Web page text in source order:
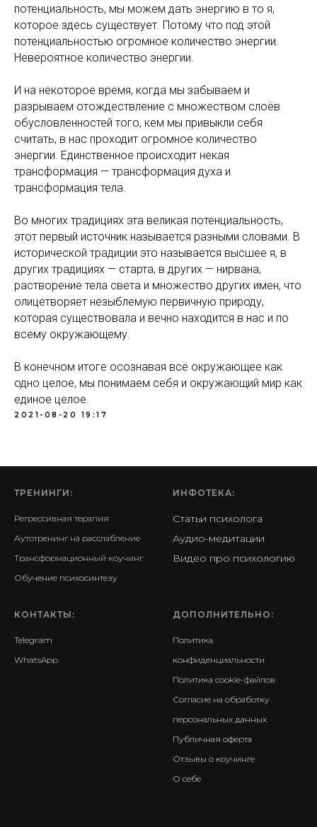
потенциальность, мы можем дать энергию в то я,
которое здесь существует. Потому что под этой
потенциальностью огромное количество энергии.
Невероятное количество энергии.
И на некоторое время, когда мы забываем и
разрываем отождествление с множеством слоёв
обусловленностей того, кем мы привыкли себя
считать, в нас проходит огромное количество
энергии. Единственное происходит некая
трансформация — трансформация духа и
трансформация тела.
Во многих традициях эта великая потенциальность,
этот первый источник называется разными словами. В
исторической традиции это называется высшее я, в
других традициях — старта, в других — нирвана,
растворение тела света и множество других имен, что
олицетворяет незыблемую первичную природу,
которая существовала и вечно находится в нас и по
всему окружающему.
В конечном итоге осознавая всё окружающее как
одно целое, мы понимаем себя и окружающий мир как
единое целое.
2021-08-20 19:17
ТРЕНИНГИ:
Регрессивная терапия
Аутотренинг на расслабление
Трансформационный коучинг
Обучение психосинтезу
ИНФОТЕКА:
Статьи психолога
Аудио-медитации
Видео про психологию
КОНТАКТЫ:
Telegram
WhatsApp
ДОПОЛНИТЕЛЬНО:
Политика
конфиденциальности
Политика cookie-файлов
Согласие на обработку
персональных данных
Публичная оферта
Отзывы о коучинге
О себе